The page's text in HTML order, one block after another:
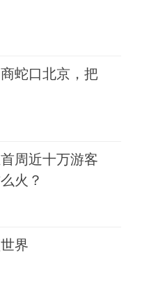
蛇口北京，把
周近十万游客
火？
界